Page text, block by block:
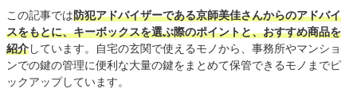
この記事では防犯アドバイザーである京師美佳さんからのアドバイ
スをもとに、キーボックスを選ぶ際のポイントと、おすすめ商品を
紹介しています。自宅の玄関で使えるモノから、事務所やマンショ
ンでの鍵の管理に便利な大量の鍵をまとめて保管できるモノまでピ
ックアップしています。